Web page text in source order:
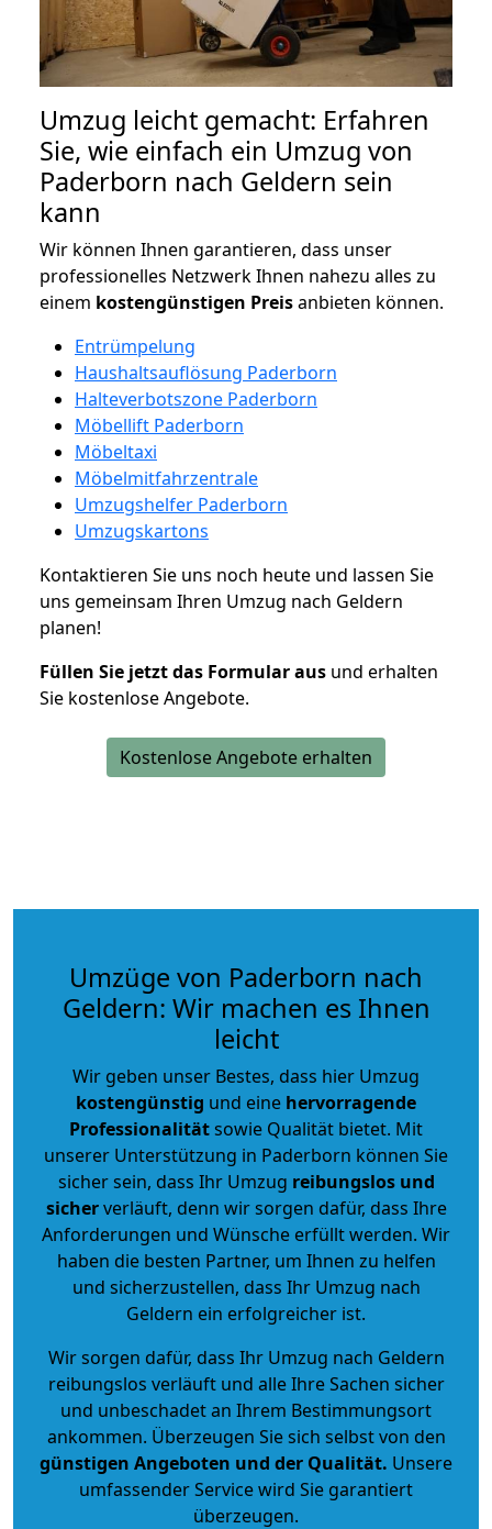
Umzug leicht gemacht: Erfahren
Sie, wie einfach ein Umzug von
Paderborn nach Geldern sein
kann
Wir können Ihnen garantieren, dass unser
professionelles Netzwerk Ihnen nahezu alles zu
einem kostengünstigen Preisanbieten können.
Entrümpelung
Haushaltsauflösung Paderborn
Halteverbotszone Paderborn
Möbellift Paderborn
Möbeltaxi
Möbelmitfahrzentrale
Umzugshelfer Paderborn
Umzugskartons
Kontaktieren Sie uns noch heute und lassen Sie
uns gemeinsam Ihren Umzug nach Geldern
planen!
Füllen Sie jetzt das Formular aus und erhalten
Sie kostenlose Angebote.
Kostenlose Angebote erhalten
Umzüge von Paderborn nach
Geldern: Wir machen es Ihnen
leicht
Wir geben unser Bestes, dass hier Umzug
kostengünstig und eine hervorragende
Professionalitätsowie Qualität bietet. Mit
unserer Unterstützung in Paderborn können Sie
sicher sein, dass Ihr Umzug reibungslos und
sicherverläuft, denn wir sorgen dafür, dass Ihre
Anforderungen und Wünsche erfüllt werden. Wir
haben die besten Partner, um Ihnen zu helfen
und sicherzustellen, dass Ihr Umzug nach
Geldern ein erfolgreicher ist.
Wir sorgen dafür, dass Ihr Umzug nach Geldern
reibungslos verläuft und alle Ihre Sachen sicher
und unbeschadet an Ihrem Bestimmungsort
ankommen. Überzeugen Sie sich selbst von den
günstigen Angeboten und der Qualität. Unsere
umfassender Service wird Sie garantiert
überzeugen.